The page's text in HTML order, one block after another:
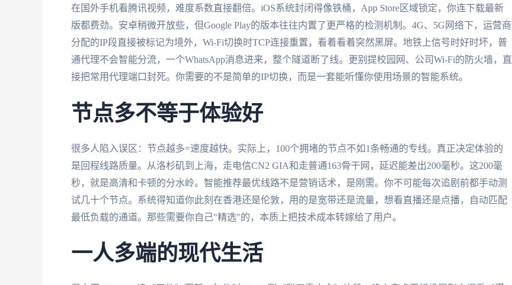
在国外手机看腾讯视频，难度系数直接翻倍。iOS系统封闭得像铁桶，App Store区域锁定，你连下载最新
版都费劲。安卓稍微开放些，但Google Play的版本往往内置了更严格的检测机制。4G、5G网络下，运营商
分配的IP段直接被标记为境外，Wi-Fi切换时TCP连接重置，看着看着突然黑屏。地铁上信号时好时坏，普
通代理不会智能分流，一个WhatsApp消息进来，整个隧道断了线。更别提校园网、公司Wi-Fi的防火墙，直
接把常用代理端口封死。你需要的不是简单的IP切换，而是一套能听懂你使用场景的智能系统。
节点多不等于体验好
很多人陷入误区：节点越多=速度越快。实际上，100个拥堵的节点不如1条畅通的专线。真正决定体验的
是回程线路质量。从洛杉矶到上海，走电信CN2 GIA和走普通163骨干网，延迟能差出200毫秒。这200毫
秒，就是高清和卡顿的分水岭。智能推荐最优线路不是营销话术，是刚需。你不可能每次追剧前都手动测
试几十个节点。系统得知道你此刻在香港还是伦敦，用的是宽带还是流量，想看直播还是点播，自动匹配
最低负载的通道。那些需要你自己"精选"的，本质上把技术成本转嫁给了用户。
一人多端的现代生活